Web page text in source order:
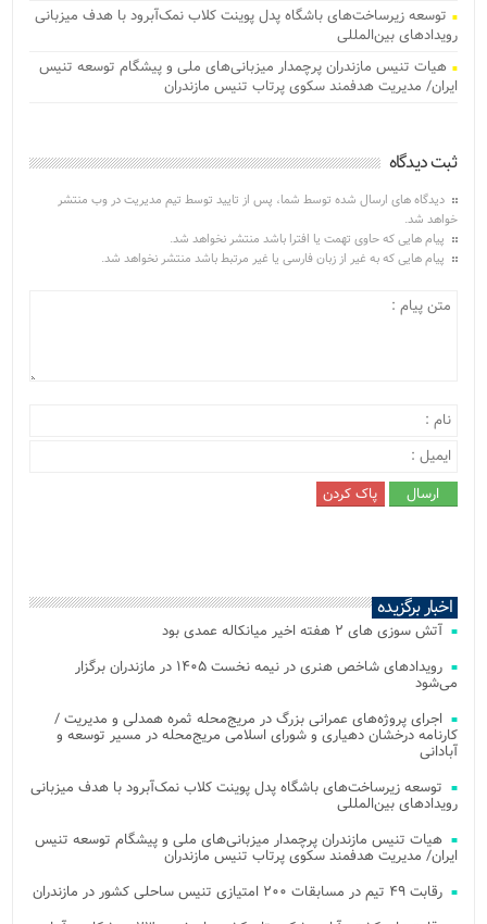
توسعه زیرساخت‌های باشگاه پدل پوینت کلاب نمک‌آبرود با هدف میزبانی
رویدادهای بین‌المللی
هیات تنیس مازندران پرچمدار میزبانی‌های ملی و پیشگام توسعه تنیس
ایران/ مدیریت هدفمند سکوی پرتاب تنیس مازندران
ثبت دیدگاه
دیدگاه های ارسال شده توسط شما، پس از تایید توسط تیم مدیریت در وب منتشر
خواهد شد.
پیام هایی که حاوی تهمت یا افترا باشد منتشر نخواهد شد.
پیام هایی که به غیر از زبان فارسی یا غیر مرتبط باشد منتشر نخواهد شد.
اخبار برگزیده
آتش‌ سوزی‌ های ۲ هفته اخیر میانکاله عمدی بود
رویدادهای شاخص هنری در نیمه نخست ۱۴۰۵ در مازندران برگزار
می‌شود
اجرای پروژه‌های عمرانی بزرگ در مریج‌محله ثمره همدلی و مدیریت /
کارنامه درخشان دهیاری و شورای اسلامی مریج‌محله در مسیر توسعه و
آبادانی
توسعه زیرساخت‌های باشگاه پدل پوینت کلاب نمک‌آبرود با هدف میزبانی
رویدادهای بین‌المللی
هیات تنیس مازندران پرچمدار میزبانی‌های ملی و پیشگام توسعه تنیس
ایران/ مدیریت هدفمند سکوی پرتاب تنیس مازندران
رقابت ۴۹ تیم در مسابقات ۲۰۰ امتیازی تنیس ساحلی کشور در مازندران